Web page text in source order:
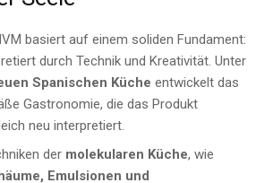
basiert auf einem soliden Fundament:
durch Technik und Kreativität. Unter
Spanischen Küche entwickelt das
Gastronomie, die das Produkt
neu interpretiert.
der molekularen Küche, wie
Emulsionen und